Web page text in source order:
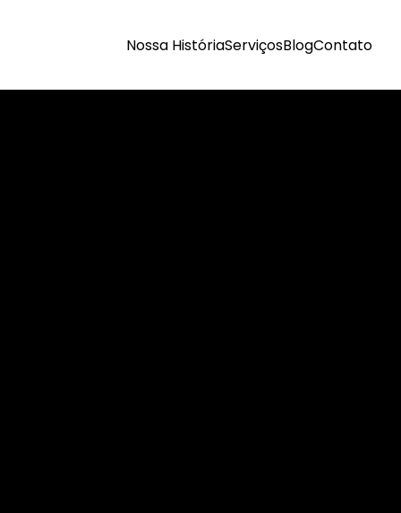
Nossa HistóriaServiçosBlogContato